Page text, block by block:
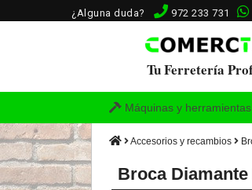
¿Alguna duda? 972 233 731
Tu Ferretería
Máquinas y herramientas
Accesorios y recambios
Broca